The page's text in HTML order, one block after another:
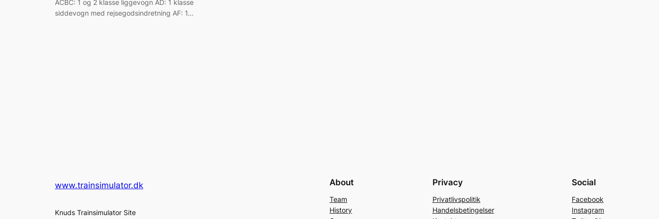
ACBC: 1 og 2 klasse liggevogn AD: 1 klasse
siddevogn med rejsegodsindretning AF: 1…
www.trainsimulator.dk
Knuds Trainsimulator Site
About
Team
History
Privacy
Privatlivspolitik
Handelsbetingelser
Social
Facebook
Instagram